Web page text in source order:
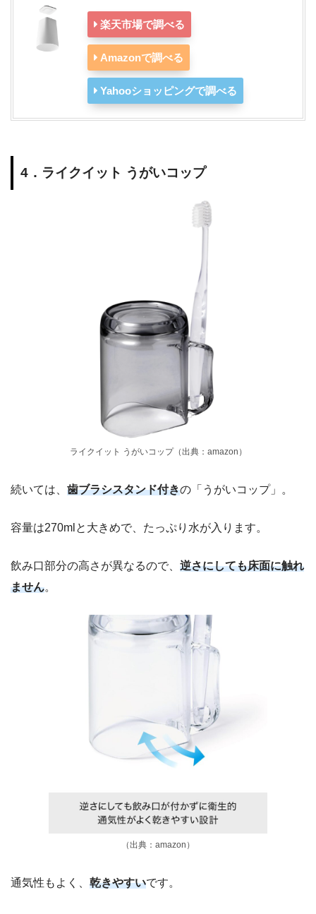
楽天市場で調べる
Amazonで調べる
Yahooショッピングで調べる
4．ライクイット うがいコップ
ライクイット うがいコップ（出典：amazon）
続いては、 歯ブラシスタンド付きの「うがいコップ」。
容量は270mlと大きめで、たっぷり水が入ります。
飲み口部分の高さが異なるので、 逆さにしても床面に触れ
ません。
（出典：amazon）
通気性もよく、 乾きやすいです。